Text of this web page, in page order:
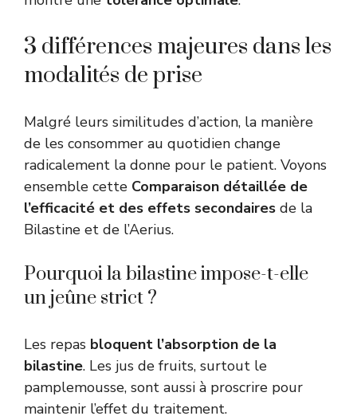
3 différences majeures dans les
modalités de prise
Malgré leurs similitudes d’action, la manière
de les consommer au quotidien change
radicalement la donne pour le patient. Voyons
ensemble cette Comparaison détaillée de
l’efficacité et des effets secondaires de la
Bilastine et de l’Aerius.
Pourquoi la bilastine impose-t-elle
un jeûne strict ?
Les repas bloquent l’absorption de la
bilastine. Les jus de fruits, surtout le
pamplemousse, sont aussi à proscrire pour
maintenir l’effet du traitement.